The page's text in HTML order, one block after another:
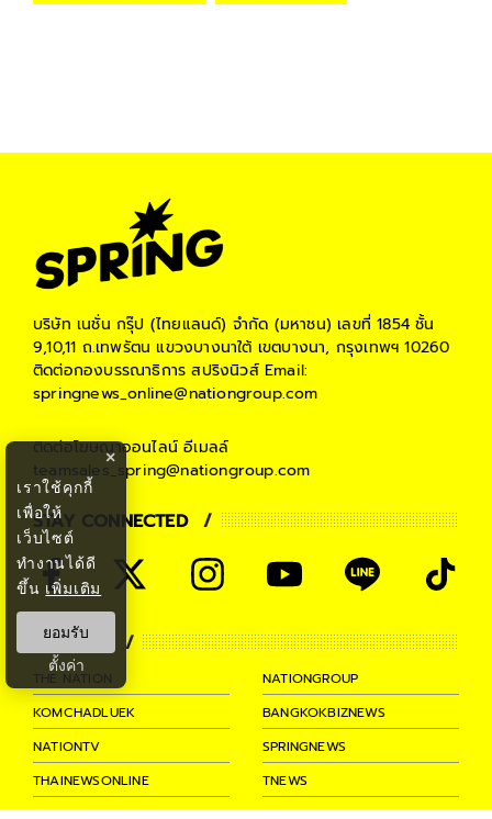
บริษัท เนชั่น กรุ๊ป (ไทยแลนด์) จำกัด (มหาชน) เลขที่ 1854 ชั้น
9,10,11 ถ.เทพรัตน แขวงบางนาใต้ เขตบางนา, กรุงเทพฯ 10260
ติดต่อกองบรรณาธิการ สปริงนิวส์Email:
springnews_online@nationgroup.com
ติดต่อโฆษณาออนไลน์ อีเมลล์
teamsales_spring@nationgroup.com
STAY CONNECTED
PARTNER
THE NATION
NATIONGROUP
KOMCHADLUEK
BANGKOKBIZNEWS
NATIONTV
SPRINGNEWS
THAINEWSONLINE
TNEWS
×
เราใช้คุกกี้
เพื่อให้
เว็บไซต์
ทำงานได้ดี
ขึ้น เพิ่มเติม
ยอมรับ
ตั้งค่า